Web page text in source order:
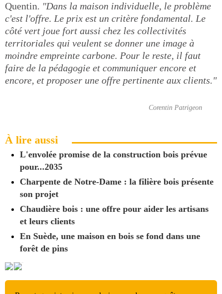
Quentin. "Dans la maison individuelle, le problème
c'est l'offre. Le prix est un critère fondamental. Le
côté vert joue fort aussi chez les collectivités
territoriales qui veulent se donner une image à
moindre empreinte carbone. Pour le reste, il faut
faire de la pédagogie et communiquer encore et
encore, et proposer une offre pertinente aux clients."
Corentin Patrigeon
À lire aussi
L'envolée promise de la construction bois prévue
pour...2035
Charpente de Notre-Dame : la filière bois présente
son projet
Chaudière bois : une offre pour aider les artisans
et leurs clients
En Suède, une maison en bois se fond dans une
forêt de pins